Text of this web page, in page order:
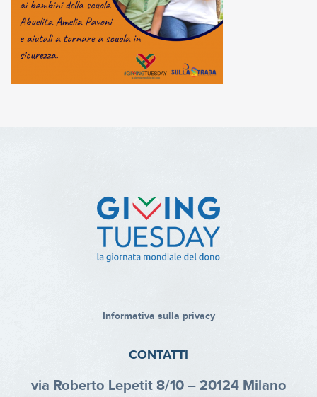
Informativa sulla privacy
CONTATTI
via Roberto Lepetit 8/10 – 20124 Milano